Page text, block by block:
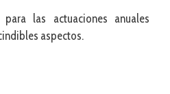
las actuaciones anuales
aspectos.